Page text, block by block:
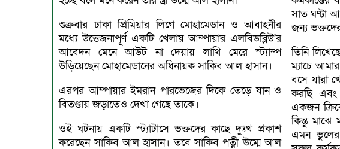
শুক্রবার ঢাকা প্রিমিয়ার লিগে মোহামেডান ও আবাহনীর
মধ্যে উত্তেজনাপূর্ণ একটি খেলায় আম্পায়ার এলবিডব্লিউ'র
আবেদন মেনে আউট না দেয়ায় লাথি মেরে স্ট্যাম্প
উড়িয়েছেন মোহামেডানের অধিনায়ক সাকিব আল হাসান।
এরপর আম্পায়ার ইমরান পারভেজের দিকে তেড়ে যান ও
বিতণ্ডায় জড়াতেও দেখা গেছে তাকে।
ওই ঘটনায় একটি স্ট্যাটাসে ভক্তদের কাছে দুঃখ প্রকাশ
করেছেন সাকিব আল হাসান। তবে সাকিব পত্নী উম্মে আল
সাত ঘণ্টা
জন্য
তিনি
ম্যাচে
বসে যারা
করছি এবং
একজন
কিন্তু মাঝে
এমন ভুলের